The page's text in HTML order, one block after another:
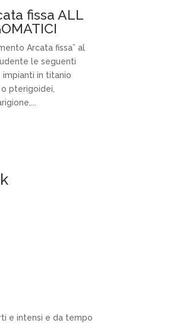
fissa ALL
Arcata fissa” al
le seguenti
in titanio
pterigoidei,
e intensi e da tempo